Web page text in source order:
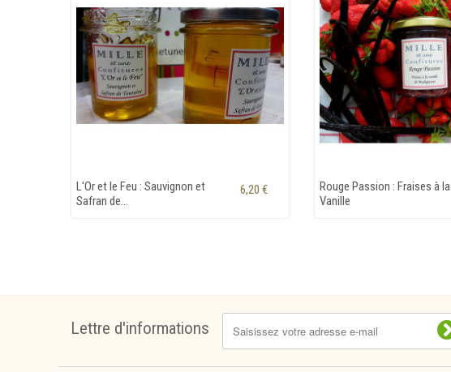
L'Or et le Feu : Sauvignon et
Safran de...
6,20 €
Rouge Passion : Fraises à la
Vanille
Lettre d'informations